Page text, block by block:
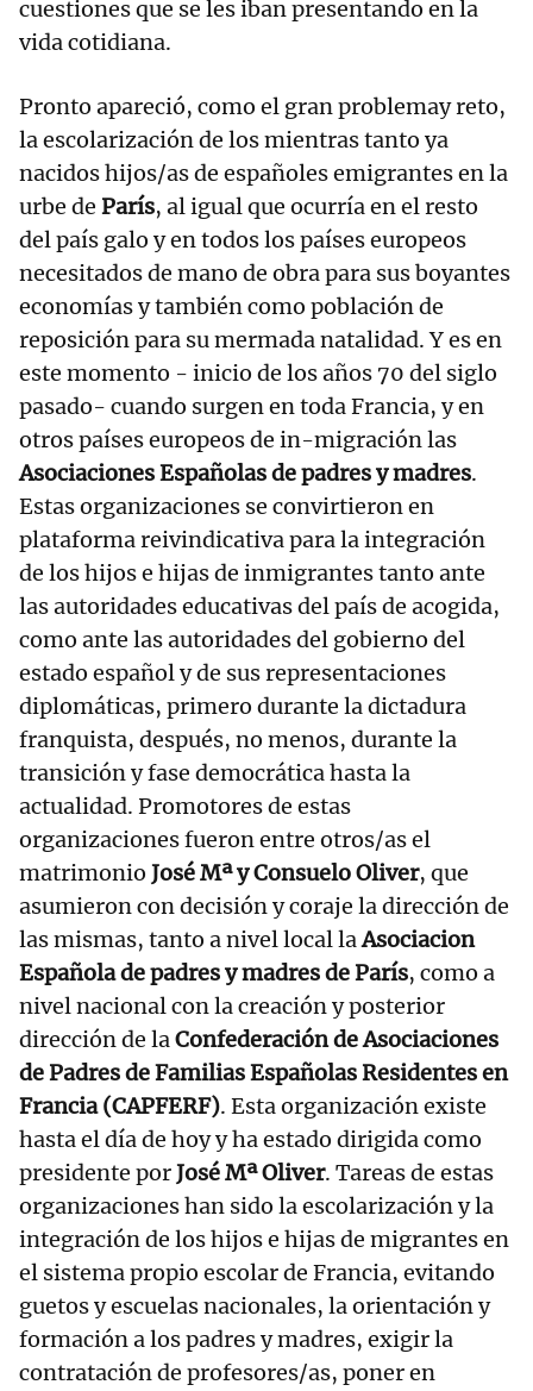
cuestiones que se les iban presentando en la
vida cotidiana.
Pronto apareció, como el gran problemay reto,
la escolarización de los mientras tanto ya
nacidos hijos/as de españoles emigrantes en la
urbe de París, al igual que ocurría en el resto
del país galo y en todos los países europeos
necesitados de mano de obra para sus boyantes
economías y también como población de
reposición para su mermada natalidad. Y es en
este momento - inicio de los años 70 del siglo
pasado- cuando surgen en toda Francia, y en
otros países europeos de in-migración las
Asociaciones Españolas de padres y madres.
Estas organizaciones se convirtieron en
plataforma reivindicativa para la integración
de los hijos e hijas de inmigrantes tanto ante
las autoridades educativas del país de acogida,
como ante las autoridades del gobierno del
estado español y de sus representaciones
diplomáticas, primero durante la dictadura
franquista, después, no menos, durante la
transición y fase democrática hasta la
actualidad. Promotores de estas
organizaciones fueron entre otros/as el
matrimonio José Mª y Consuelo Oliver, que
asumieron con decisión y coraje la dirección de
las mismas, tanto a nivel local laAsociacion
Española de padres y madres de París, como a
nivel nacional con la creación y posterior
dirección de laConfederación de Asociaciones
de Padres de Familias Españolas Residentes en
Francia (CAPFERF). Esta organización existe
hasta el día de hoy y ha estado dirigida como
presidente porJosé Mª Oliver. Tareas de estas
organizaciones han sido la escolarización y la
integración de los hijos e hijas de migrantes en
el sistema propio escolar de Francia, evitando
guetos y escuelas nacionales, la orientación y
formación a los padres y madres, exigir la
contratación de profesores/as, poner en